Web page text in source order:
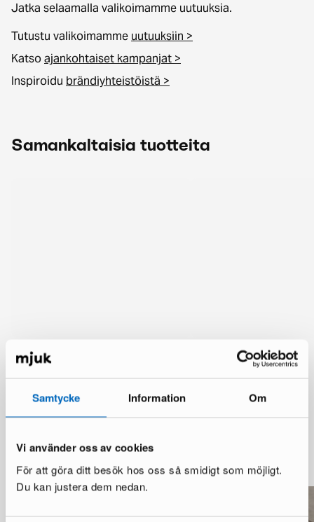
Samtycke Information Om
Vi använder oss av cookies
För att göra ditt besök hos oss så smidigt som möjligt.
Du kan justera dem nedan.
Jatka selaamalla valikoimamme uutuuksia.
Tutustu valikoimamme uutuuksiin >
Katsoajankohtaiset kampanjat >
Inspiroidu brändiyhteistöistä >
Samankaltaisia tuotteita